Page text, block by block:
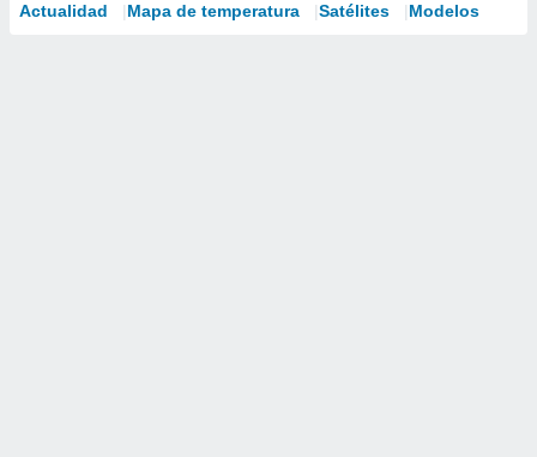
Actualidad Mapa de temperatura Satélites Modelos